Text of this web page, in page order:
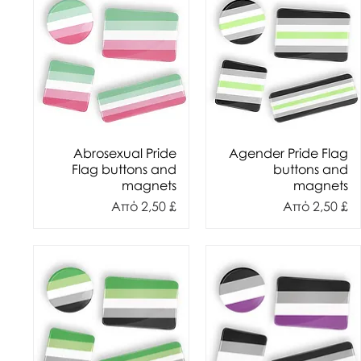
Abrosexual Pride
Flag buttons and
magnets
Από 2,50 £
Τιμή Έκπτωσης
Agender Pride Flag
buttons and
magnets
Από2,50 £
Τιμή